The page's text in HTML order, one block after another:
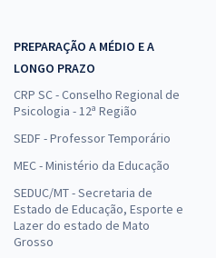
PREPARAÇÃO A MÉDIO E A
LONGO PRAZO
CRP SC - Conselho Regional de
Psicologia - 12ª Região
SEDF - Professor Temporário
MEC - Ministério da Educação
SEDUC/MT - Secretaria de
Estado de Educação, Esporte e
Lazer do estado de Mato
Grosso